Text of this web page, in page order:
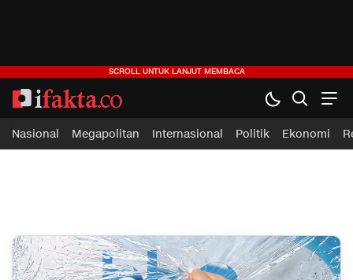
ifakta.co
#pastibenar
Nasional Megapolitan Internasional Politik Ekonomi